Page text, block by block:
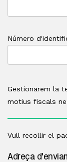
Número
Gestionarem la
motius fiscals
Vull recollir el
Adreça